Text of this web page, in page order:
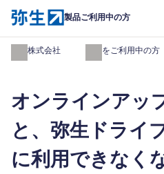
製品ご利用中の方
弥生株式会社 製品をご利用中の方
オンラインアッ
と、弥生ドライ
に利用できなく